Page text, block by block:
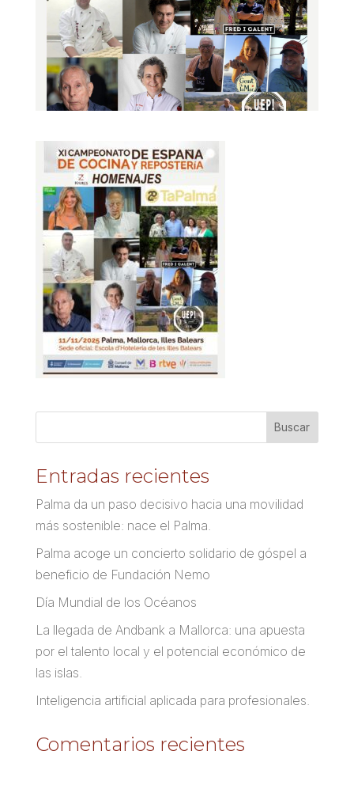
Entradas recientes
Palma da un paso decisivo hacia una movilidad
más sostenible: nace el Palma.
Palma acoge un concierto solidario de góspel a
beneficio de Fundación Nemo
Día Mundial de los Océanos
La llegada de Andbank a Mallorca: una apuesta
por el talento local y el potencial económico de
las islas.
Inteligencia artificial aplicada para profesionales.
Comentarios recientes